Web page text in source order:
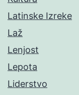
Latinske Izreke
Laž
Lenjost
Lepota
Liderstvo